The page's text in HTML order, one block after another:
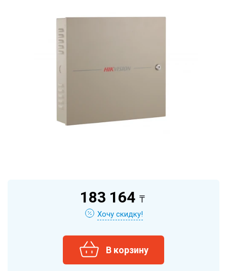
183 164 ₸
Хочу скидку!